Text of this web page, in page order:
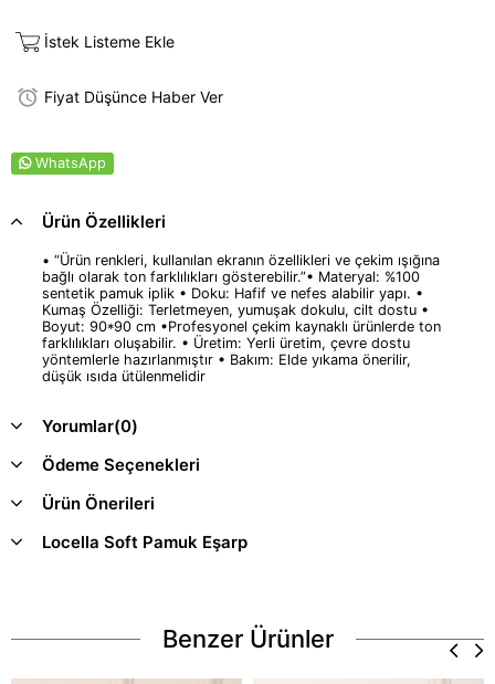
İstek Listeme Ekle
Fiyat Düşünce Haber Ver
WhatsApp
Ürün Özellikleri
• “Ürün renkleri, kullanılan ekranın özellikleri ve çekim ışığına
bağlı olarak ton farklılıkları gösterebilir.”• Materyal: %100
sentetik pamuk iplik • Doku: Hafif ve nefes alabilir yapı. •
Kumaş Özelliği: Terletmeyen, yumuşak dokulu, cilt dostu •
Boyut: 90*90 cm •Profesyonel çekim kaynaklı ürünlerde ton
farklılıkları oluşabilir. • Üretim: Yerli üretim, çevre dostu
yöntemlerle hazırlanmıştır • Bakım: Elde yıkama önerilir,
düşük ısıda ütülenmelidir
Yorumlar(0)
Ödeme Seçenekleri
Ürün Önerileri
Locella Soft Pamuk Eşarp
Benzer Ürünler